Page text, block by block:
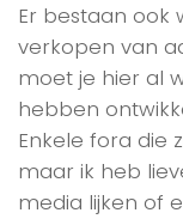
Er bestaan ook
verkopen van
moet je hier al
hebben
Enkele fora die
maar ik heb
media lijken of